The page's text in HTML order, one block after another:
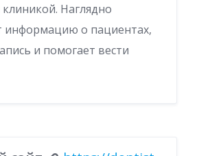
Наглядно
информацию о пациентах,
и помогает вести